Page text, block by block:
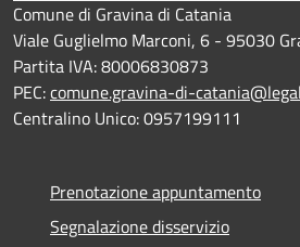
Comune di Gravina di Catania
Viale Guglielmo Marconi, 6 - 95030
Partita IVA: 80006830873
PEC:comune.gravina-di-
Centralino Unico: 0957199111
Prenotazione appuntamento
Segnalazione disservizio